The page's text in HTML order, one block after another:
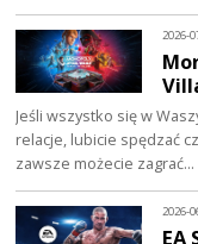
2026-
Jeśli wszystko się w
relacje, lubicie spędzać
zawsze możecie zagrać…
2026-
EA